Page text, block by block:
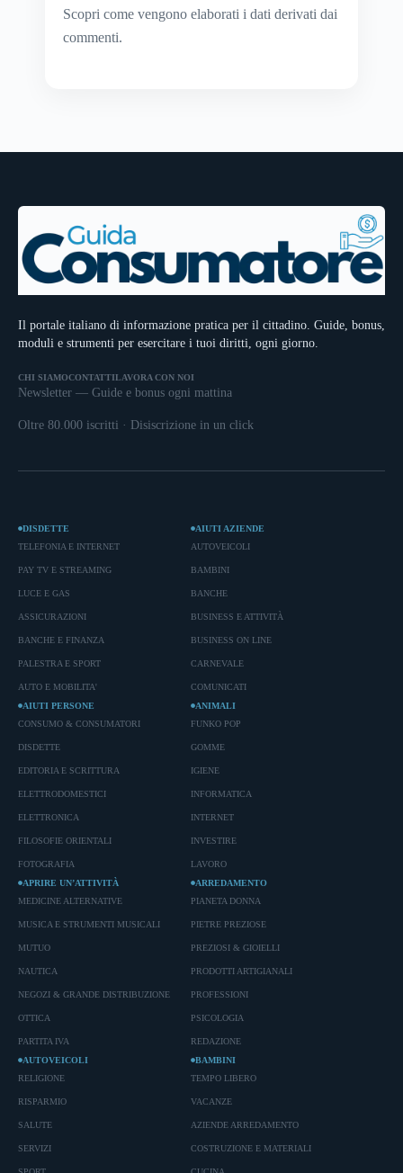
Scopri come vengono elaborati i dati derivati dai
commenti.
Il portale italiano di informazione pratica per il cittadino. Guide, bonus,
moduli e strumenti per esercitare i tuoi diritti, ogni giorno.
CHI SIAMOCONTATTILAVORA CON NOI
Newsletter — Guide e bonus ogni mattina
Oltre 80.000 iscritti · Disiscrizione in un click
DISDETTE
TELEFONIA E INTERNET
PAY TV E STREAMING
LUCE E GAS
ASSICURAZIONI
BANCHE E FINANZA
PALESTRA E SPORT
AUTO E MOBILITA'
AIUTI AZIENDE
AUTOVEICOLI
BAMBINI
BANCHE
BUSINESS E ATTIVITÀ
BUSINESS ON LINE
CARNEVALE
COMUNICATI
AIUTI PERSONE
CONSUMO & CONSUMATORI
DISDETTE
EDITORIA E SCRITTURA
ELETTRODOMESTICI
ELETTRONICA
FILOSOFIE ORIENTALI
FOTOGRAFIA
ANIMALI
FUNKO POP
GOMME
IGIENE
INFORMATICA
INTERNET
INVESTIRE
LAVORO
APRIRE UN’ATTIVITÀ
MEDICINE ALTERNATIVE
MUSICA E STRUMENTI MUSICALI
MUTUO
NAUTICA
NEGOZI & GRANDE DISTRIBUZIONE
OTTICA
PARTITA IVA
ARREDAMENTO
PIANETA DONNA
PIETRE PREZIOSE
PREZIOSI & GIOIELLI
PRODOTTI ARTIGIANALI
PROFESSIONI
PSICOLOGIA
REDAZIONE
AUTOVEICOLI
RELIGIONE
RISPARMIO
SALUTE
SERVIZI
BAMBINI
TEMPO LIBERO
VACANZE
AZIENDE ARREDAMENTO
COSTRUZIONE E MATERIALI